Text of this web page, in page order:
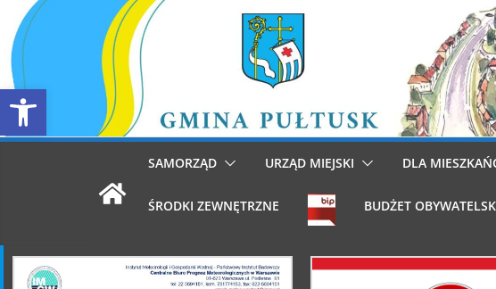
Otwórz pasek narzędzi
Przejdź
do
treści
SAMORZĄD URZĄD MIEJSKI DLA
ŚRODKI ZEWNĘTRZNE BUDŻET